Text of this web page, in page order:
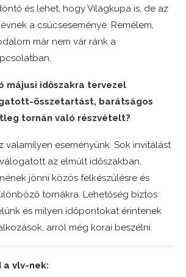
és lehet, hogy Világkupa is, de az
a csúcseseménye. Remélem,
már nem vár ránk a
májusi időszakra tervezel
összetartást, barátságos
tornán való részvételt?
valamilyen eseményünk. Sok invitálást
az elmúlt időszakban,
jönni közös felkészülésre és
tornákra. Lehetőség biztos
és milyen időpontokat érintenek
arról még korai beszélni.
a vlv-nek: